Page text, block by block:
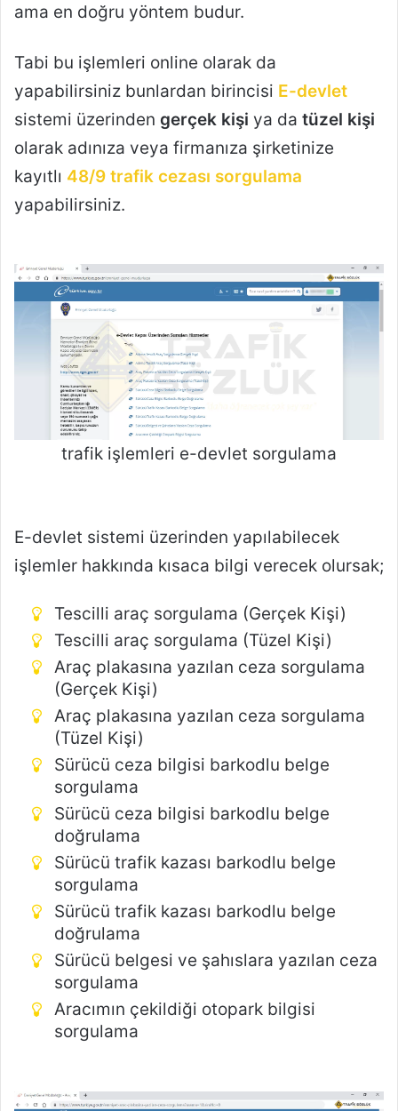
ama en doğru yöntem budur.
Tabi bu işlemleri online olarak da
yapabilirsiniz bunlardan birincisi E-devlet
sistemi üzerinden gerçek kişi ya da tüzel kişi
olarak adınıza veya firmanıza şirketinize
kayıtlı 48/9 trafik cezası sorgulama
yapabilirsiniz.
trafik işlemleri e-devlet sorgulama
E-devlet sistemi üzerinden yapılabilecek
işlemler hakkında kısaca bilgi verecek olursak;
Tescilli araç sorgulama (Gerçek Kişi)
Tescilli araç sorgulama (Tüzel Kişi)
Araç plakasına yazılan ceza sorgulama
(Gerçek Kişi)
Araç plakasına yazılan ceza sorgulama
(Tüzel Kişi)
Sürücü ceza bilgisi barkodlu belge
sorgulama
Sürücü ceza bilgisi barkodlu belge
doğrulama
Sürücü trafik kazası barkodlu belge
sorgulama
Sürücü trafik kazası barkodlu belge
doğrulama
Sürücü belgesi ve şahıslara yazılan ceza
sorgulama
Aracımın çekildiği otopark bilgisi
sorgulama